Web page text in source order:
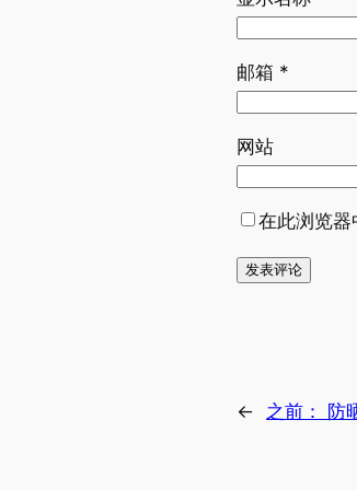
邮箱 *
网站
在此浏览器
← 之前： 防